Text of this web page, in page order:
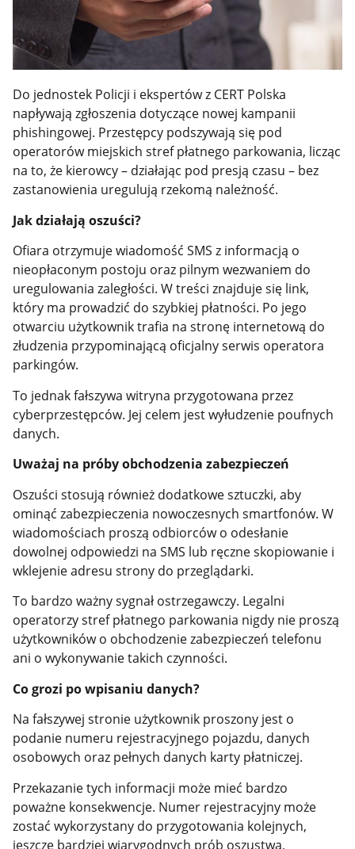
Do jednostek Policji i ekspertów z CERT Polska
napływają zgłoszenia dotyczące nowej kampanii
phishingowej. Przestępcy podszywają się pod
operatorów miejskich stref płatnego parkowania, licząc
na to, że kierowcy – działając pod presją czasu – bez
zastanowienia uregulują rzekomą należność.
Jak działają oszuści?
Ofiara otrzymuje wiadomość SMS z informacją o
nieopłaconym postoju oraz pilnym wezwaniem do
uregulowania zaległości. W treści znajduje się link,
który ma prowadzić do szybkiej płatności. Po jego
otwarciu użytkownik trafia na stronę internetową do
złudzenia przypominającą oficjalny serwis operatora
parkingów.
To jednak fałszywa witryna przygotowana przez
cyberprzestępców. Jej celem jest wyłudzenie poufnych
danych.
Uważaj na próby obchodzenia zabezpieczeń
Oszuści stosują również dodatkowe sztuczki, aby
ominąć zabezpieczenia nowoczesnych smartfonów. W
wiadomościach proszą odbiorców o odesłanie
dowolnej odpowiedzi na SMS lub ręczne skopiowanie i
wklejenie adresu strony do przeglądarki.
To bardzo ważny sygnał ostrzegawczy. Legalni
operatorzy stref płatnego parkowania nigdy nie proszą
użytkowników o obchodzenie zabezpieczeń telefonu
ani o wykonywanie takich czynności.
Co grozi po wpisaniu danych?
Na fałszywej stronie użytkownik proszony jest o
podanie numeru rejestracyjnego pojazdu, danych
osobowych oraz pełnych danych karty płatniczej.
Przekazanie tych informacji może mieć bardzo
poważne konsekwencje. Numer rejestracyjny może
zostać wykorzystany do przygotowania kolejnych,
jeszcze bardziej wiarygodnych prób oszustwa,